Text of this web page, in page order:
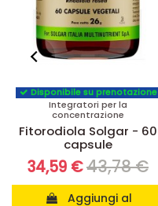
Disponibile su prenotazione
Integratori per la
concentrazione
Fitorodiola Solgar - 60
capsule
34,59 €43,78 €